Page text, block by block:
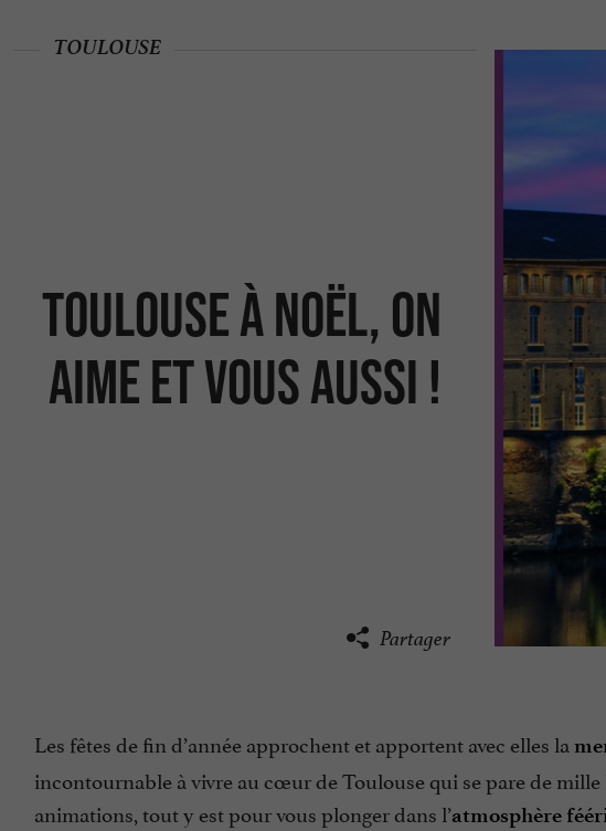
Toulouse à Noël, on
aime et vous aussi !
TOULOUSE
Partager
Les fêtes de fin d’année approchent et apportent avec elles la
incontournable à vivre au cœur de Toulouse qui se pare de
animations, tout y est pour vous plonger dans l’atmosphère